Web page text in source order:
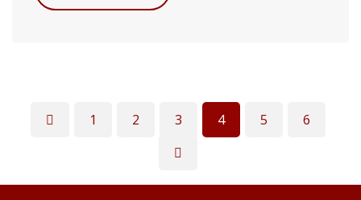
1 2 3 4 5 6